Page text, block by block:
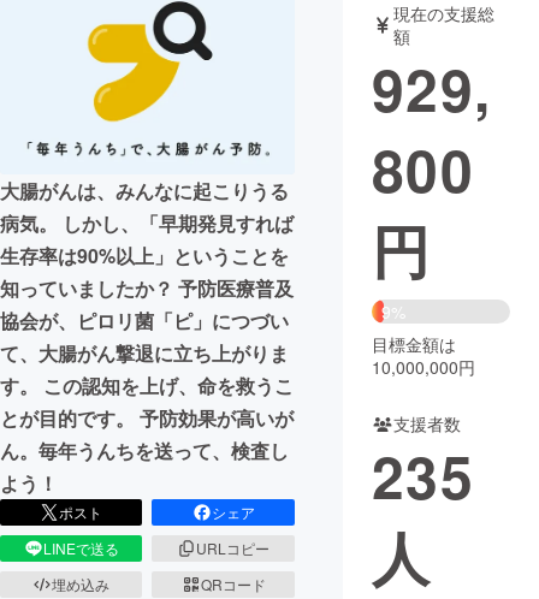
テクノロジー・ガジェット
映像・映画 書籍・雑誌
ビジネス・起業 チャレンジ
まちづくり・地域活性化
CAMPFIRE for Social Good CAMPFIRE Creation
CAMPFIREふるさと納税 machi-ya コミュニティ
大腸がんは、みんなに起こりうる
病気。 しかし、「早期発見すれば
生存率は90%以上」ということを
知っていましたか？ 予防医療普及
協会が、ピロリ菌「ピ」につづい
て、大腸がん撃退に立ち上がりま
す。 この認知を上げ、命を救うこ
とが目的です。 予防効果が高いが
ん。毎年うんちを送って、検査し
よう！
ポスト
シェア
LINEで送る
URLコピー
埋め込み
QRコード
現在の支援総
額
929,
800
円
9%
目標金額は
10,000,000円
支援者数
235
人